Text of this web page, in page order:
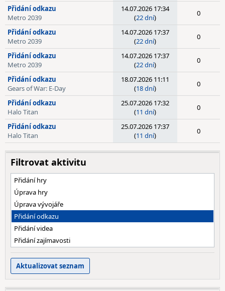
Přidání odkazu
Metro 2039
14.07.2026 17:34
(22 dní) 0
Přidání odkazu
Metro 2039
14.07.2026 17:37
(22 dní) 0
Přidání odkazu
Metro 2039
14.07.2026 17:37
(22 dní) 0
Přidání odkazu
Gears of War: E-Day
18.07.2026 11:11
(18 dní) 0
Přidání odkazu
Halo Titan
25.07.2026 17:32
(11 dní) 0
Přidání odkazu
Halo Titan
25.07.2026 17:37
(11 dní) 0
Filtrovat aktivitu
Přidání hry
Úprava hry
Úprava vývojáře
Přidání odkazu
Přidání videa
Přidání zajímavosti